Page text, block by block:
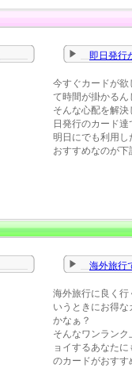
即日発行
今すぐカードが欲
て時間が掛かる
そんな心配を解
日発行のカード達
明日にでも利用し
おすすめなのが下
海外旅行
海外旅行に良く行
いうときにお得
かなぁ？
そんなワンラン
ョイするあなた
のカードがおすす